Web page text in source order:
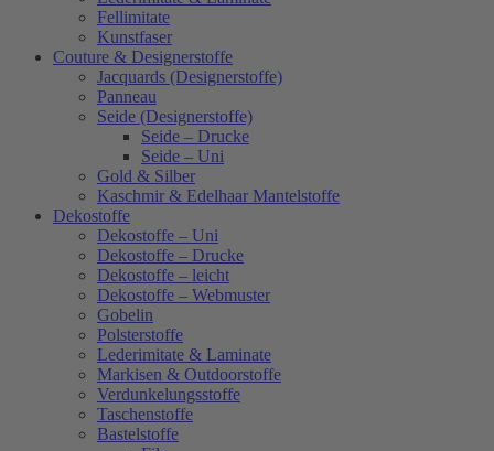
Fellimitate
Kunstfaser
Couture & Designerstoffe
Jacquards (Designerstoffe)
Panneau
Seide (Designerstoffe)
Seide – Drucke
Seide – Uni
Gold & Silber
Kaschmir & Edelhaar Mantelstoffe
Dekostoffe
Dekostoffe – Uni
Dekostoffe – Drucke
Dekostoffe – leicht
Dekostoffe – Webmuster
Gobelin
Polsterstoffe
Lederimitate & Laminate
Markisen & Outdoorstoffe
Verdunkelungsstoffe
Taschenstoffe
Bastelstoffe